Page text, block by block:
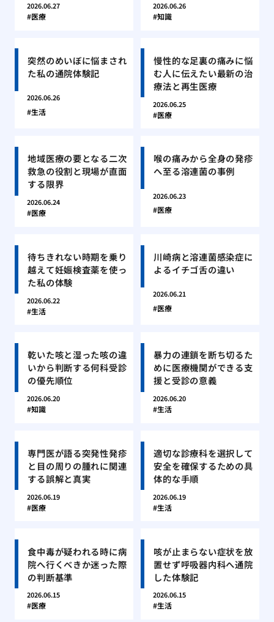
2026.06.27
医療
2026.06.26
知識
突然のめいぼに悩まされ
た私の通院体験記
2026.06.26
生活
慢性的な足裏の痛みに悩
む人に伝えたい最新の治
療法と再生医療
2026.06.25
医療
地域医療の要となる二次
救急の役割と現場が直面
する限界
2026.06.24
医療
喉の痛みから全身の発疹
へ至る溶連菌の事例
2026.06.23
医療
待ちきれない時期を乗り
越えて妊娠検査薬を使っ
た私の体験
2026.06.22
生活
川崎病と溶連菌感染症に
よるイチゴ舌の違い
2026.06.21
医療
乾いた咳と湿った咳の違
いから判断する何科受診
の優先順位
2026.06.20
知識
暴力の連鎖を断ち切るた
めに医療機関ができる支
援と受診の意義
2026.06.20
生活
専門医が語る突発性発疹
と目の周りの腫れに関連
する誤解と真実
2026.06.19
医療
適切な診療科を選択して
安全を確保するための具
体的な手順
2026.06.19
生活
食中毒が疑われる時に病
院へ行くべきか迷った際
の判断基準
2026.06.15
医療
咳が止まらない症状を放
置せず呼吸器内科へ通院
した体験記
2026.06.15
生活